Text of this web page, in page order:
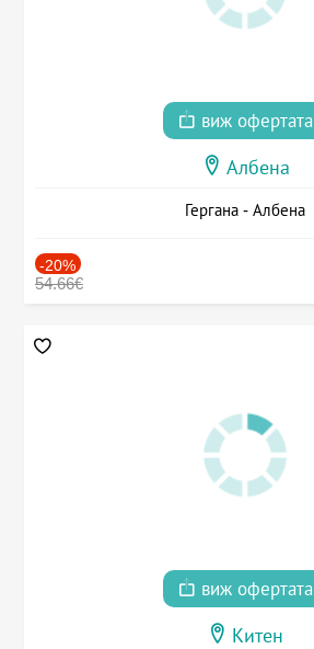
виж офертата
Албена
Гергана - Албена
-20%
54.66€
виж офертата
Китен